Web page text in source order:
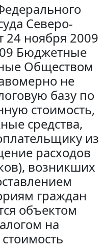
Северо-
24 ноября 2009
Бюджетные
Обществом
не
базу по
стоимость,
средства,
из
расходов
возникших
граждан
объектом
на